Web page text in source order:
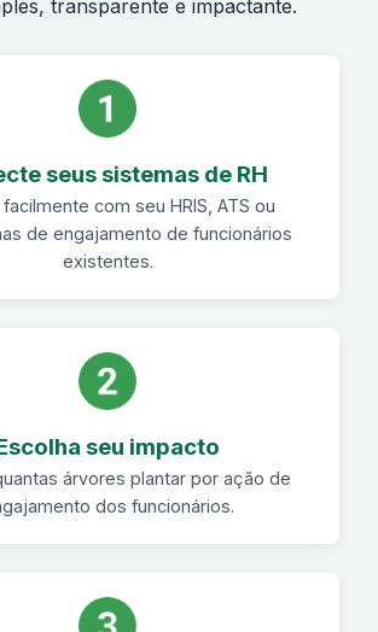
transparente e impactante.
seus sistemas de RH
com seu HRIS, ATS ou
de engajamento de funcionários
existentes.
seu impacto
árvores plantar por ação de
dos funcionários.